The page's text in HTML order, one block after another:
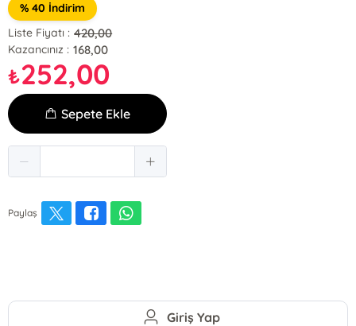
% 40 İndirim
Liste Fiyatı : 420,00
Kazancınız : 168,00
₺252,00
Sepete Ekle
Paylaş
Giriş Yap